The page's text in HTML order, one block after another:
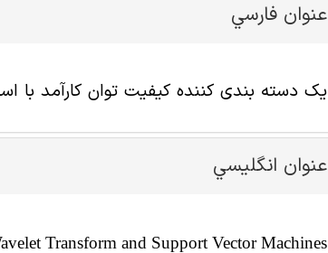
عنوان فارسي
یک دسته بندی کننده کیفیت توان کارآمد با
عنوان انگليسي
Transform and Support Vector Machines